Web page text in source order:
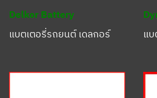
Delkor Battery
แบตเตอรี่รถยนต์ เดลกอร์
แบ